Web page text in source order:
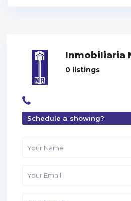
Inmobiliaria
0 listings
Schedule a showing?